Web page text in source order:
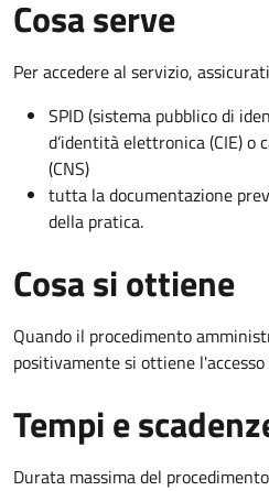
Cosa serve
Per accedere al servizio,
SPID (sistema pubblico di
d’identità elettronica (CIE) o
(CNS)
tutta la documentazione
della pratica.
Cosa si ottiene
Quando il procedimento
positivamente si ottiene
Tempi e
Durata massima del